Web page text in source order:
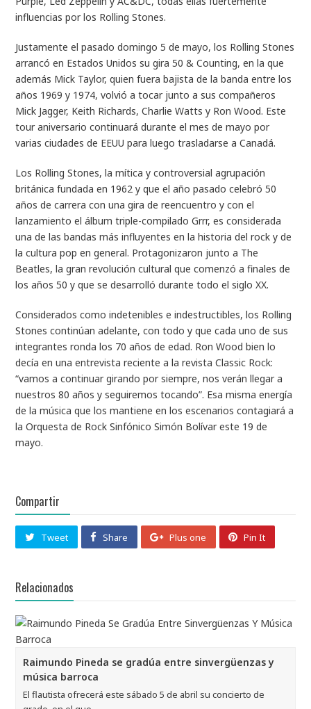
influencias por los Rolling Stones.
Justamente el pasado domingo 5 de mayo, los Rolling Stones
arrancó en Estados Unidos su gira 50 & Counting, en la que
además Mick Taylor, quien fuera bajista de la banda entre los
años 1969 y 1974, volvió a tocar junto a sus compañeros
Mick Jagger, Keith Richards, Charlie Watts y Ron Wood. Este
tour aniversario continuará durante el mes de mayo por
varias ciudades de EEUU para luego trasladarse a Canadá.
Los Rolling Stones, la mítica y controversial agrupación
británica fundada en 1962 y que el año pasado celebró 50
años de carrera con una gira de reencuentro y con el
lanzamiento el álbum triple-compilado Grrr, es considerada
una de las bandas más influyentes en la historia del rock y de
la cultura pop en general. Protagonizaron junto a The
Beatles, la gran revolución cultural que comenzó a finales de
los años 50 y que se desarrolló durante todo el siglo XX.
Considerados como indetenibles e indestructibles, los Rolling
Stones continúan adelante, con todo y que cada uno de sus
integrantes ronda los 70 años de edad. Ron Wood bien lo
decía en una entrevista reciente a la revista Classic Rock:
“vamos a continuar girando por siempre, nos verán llegar a
nuestros 80 años y seguiremos tocando”. Esa misma energía
de la música que los mantiene en los escenarios contagiará a
la Orquesta de Rock Sinfónico Simón Bolívar este 19 de
mayo.
Compartir
Tweet Share Plus one Pin It
Relacionados
Raimundo Pineda se gradúa entre sinvergüenzas y
música barroca
El flautista ofrecerá este sábado 5 de abril su concierto de